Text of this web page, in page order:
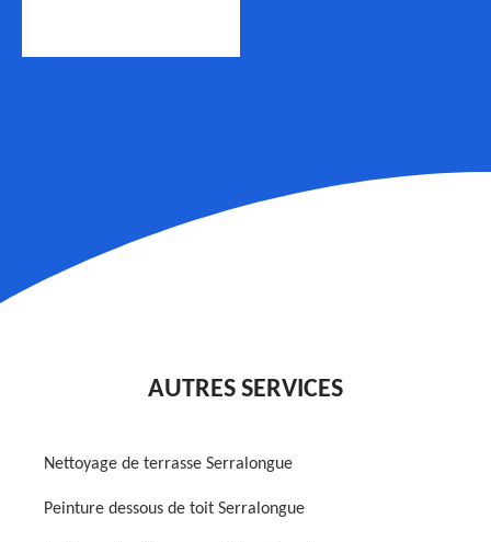
AUTRES SERVICES
Nettoyage de terrasse Serralongue
Peinture dessous de toit Serralongue